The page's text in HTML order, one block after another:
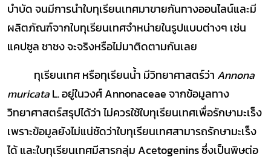
บำบัด จนมีการนำใบทุเรียนเทศมาขายกันทางออนไลน์และมี
ผลิตภัณฑ์จากใบทุเรียนเทศจำหน่ายในรูปแบบต่างๆ เช่น
แคปซูล ชาชง จะจริงหรือไม่มาติดตามกันเลย
ทุเรียนเทศ หรือทุเรียนน้ำ มีวิทยาศาสตร์ว่า Annona
muricataL. อยู่ในวงศ์ Annonaceae จากข้อมูลทาง
วิทยาศาสตร์สรุปได้ว่า ไม่ควรใช้ใบทุเรียนเทศเพื่อรักษามะเร็ง
เพราะข้อมูลยังไม่แน่ชัดว่าใบทุเรียนเทศสามารถรักษามะเร็ง
ได้ และใบทุเรียนเทศมีสารกลุ่ม Acetogenins ซึ่งเป็นพิษต่อ